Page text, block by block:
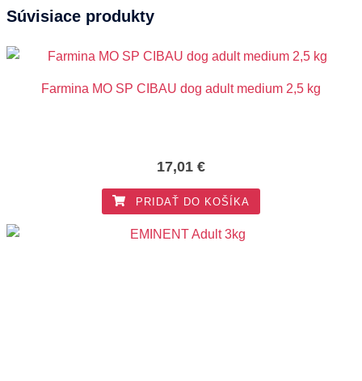
Súvisiace produkty
Farmina MO SP CIBAU dog adult medium 2,5 kg
17,01 €
PRIDAŤ DO KOŠÍKA